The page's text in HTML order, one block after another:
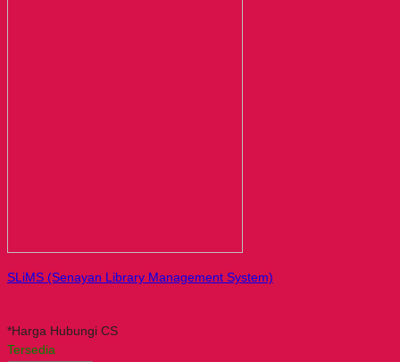
SLiMS (Senayan Library Management System)
*Harga Hubungi CS
Tersedia